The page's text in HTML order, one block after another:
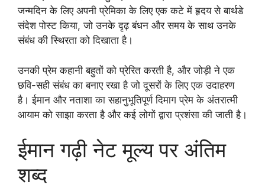
जन्मदिन के लिए अपनी प्रेमिका के लिए एक कटे में हृदय से बार्थडे
संदेश पोस्ट किया, जो उनके दृढ़ बंधन और समय के साथ उनके
संबंध की स्थिरता को दिखाता है।
उनकी प्रेम कहानी बहुतों को प्रेरित करती है, और जोड़ी ने एक
छवि-सही संबंध का बनाए रखा है जो दूसरों के लिए एक उदाहरण
है। ईमान और नताशा का सहानुभूतिपूर्ण दिमाग प्रेम के अंतरात्मी
आयाम को साझा करता है और कई लोगों द्वारा प्रशंसा की जाती है।
ईमान गढ़ी नेट मूल्य पर अंतिम
शब्द